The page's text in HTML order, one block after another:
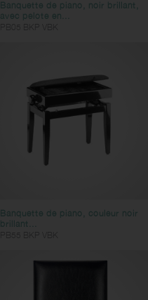
Banquette de piano, noir brillant,
avec pelote en...
Banquette de piano, couleur noir
brillant...